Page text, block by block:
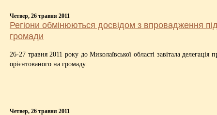
Четвер, 26 травня 2011
Регіони обмінюються досвідом з впровадження
громади
26-27 травня 2011 року до Миколаївської області завітала
орієнтованого на громаду.
Четвер, 26 травня 2011